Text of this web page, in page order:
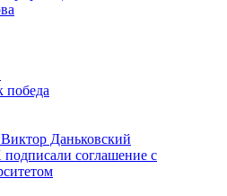
победа
Даньковский
соглашение с